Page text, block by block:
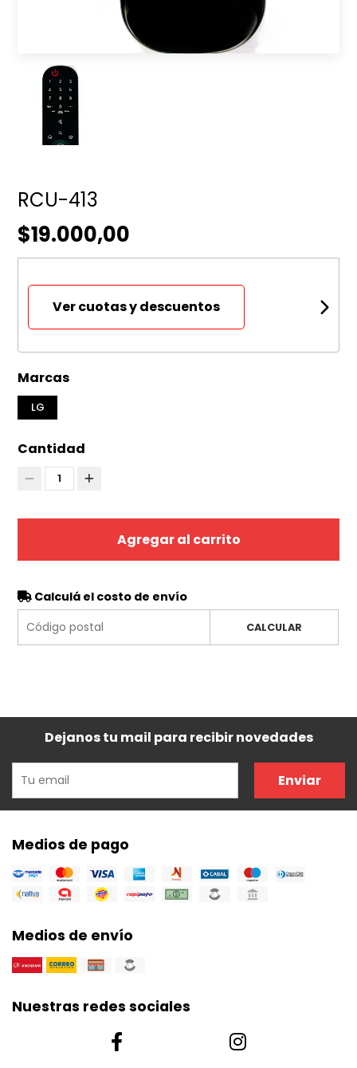
RCU-413
$19.000,00
Ver cuotas y descuentos
Marcas
LG
Cantidad
1
Agregar al carrito
Calculá el costo de envío
CALCULAR
Dejanos tu mail para recibir novedades
Enviar
Medios de pago
Medios de envío
Nuestras redes sociales